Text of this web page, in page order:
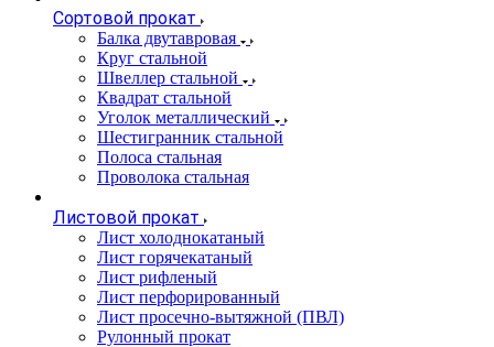
Сортовой прокат
Балка двутавровая
Круг стальной
Швеллер стальной
Квадрат стальной
Уголок металлический
Шестигранник стальной
Полоса стальная
Проволока стальная
Листовой прокат
Лист холоднокатаный
Лист горячекатаный
Лист рифленый
Лист перфорированный
Лист просечно-вытяжной (ПВЛ)
Рулонный прокат